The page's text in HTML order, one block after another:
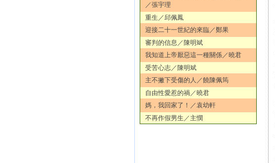
／張宇理
重生／邱佩鳳
迎接二十一世紀的來臨／鄭果
審判的信息／陳明斌
我知道上帝厭惡這一種關係／曉君
受苦心志／陳明斌
主不撇下受傷的人／饒陳佩筠
自由性愛惹的禍／曉君
媽，我回家了！／袁幼軒
不再作假男生／主憫